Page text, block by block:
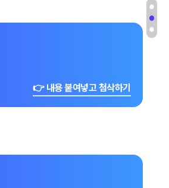
👉 내용 붙여넣고 첨삭하기